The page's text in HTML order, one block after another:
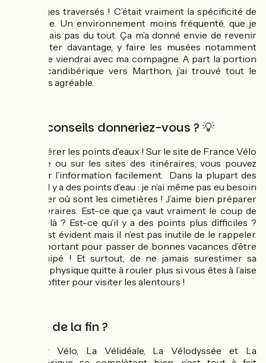
Les villages traversés ! C’était vraiment la spécificité de
ce voyage. Un environnement moins fréquenté, que je
connaissais pas du tout. Ça m’a donné envie de revenir
pour visiter davantage, y faire les musées notamment
lorsque je viendrai avec ma compagne. A part la portion
de La Scandibérique vers Marthon, j’ai trouvé tout le
trajet très agréable.
Quels conseils donneriez-vous ? 💡
Bien repérer les points d’eaux ! Sur le site de France Vélo
Tourisme ou sur les sites des itinéraires, vous pouvez
retrouver l’information facilement. Dans la plupart des
villages, il y a des points d’eau : je n’ai même pas eu besoin
d’identifier où sont les cimetières ! J’aime bien préparer
mes itinéraires. Est-ce que ça vaut vraiment le coup de
s’arrêter là ? Est-ce qu’il y a des points plus difficiles ?
Enfin, c’est évident mais il n’est pas inutile de le rappeler.
C’est important pour passer de bonnes vacances d’être
bien équipé ! Et surtout, de ne jamais surestimer sa
capacité physique quitte à rouler plus si vous êtes à l’aise
ou en profiter pour visiter les alentours !
Le mot de la fin ?
La Flow Vélo, La Vélidéale, La Vélodyssée et La